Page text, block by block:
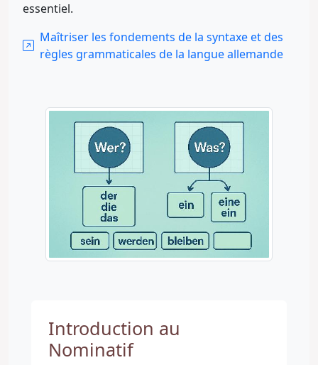
essentiel.
Maîtriser les fondements de la syntaxe et des
règles grammaticales de la langue allemande
Introduction au
Nominatif